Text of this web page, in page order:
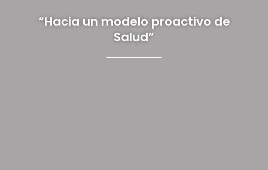
“Hacia un modelo proactivo de
Salud”